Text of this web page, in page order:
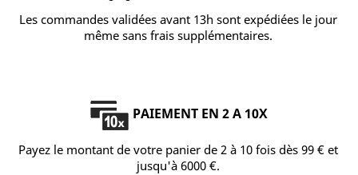
Les commandes validées avant 13h sont expédiées le jour
même sans frais supplémentaires.
PAIEMENT EN 2 A 10X
Payez le montant de votre panier de 2 à 10 fois dès 99 € et
jusqu'à 6000 €.